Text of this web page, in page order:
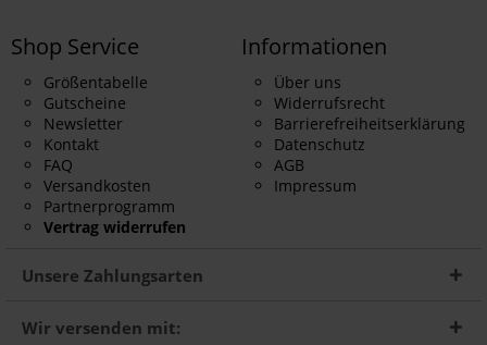
Shop Service
Größentabelle
Gutscheine
Newsletter
Kontakt
FAQ
Versandkosten
Partnerprogramm
Vertrag widerrufen
Informationen
Über uns
Widerrufsrecht
Barrierefreiheitserklärung
Datenschutz
AGB
Impressum
Unsere Zahlungsarten
Wir versenden mit: